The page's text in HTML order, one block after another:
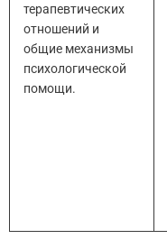
терапевтических
отношений и
общие механизмы
психологической
помощи.